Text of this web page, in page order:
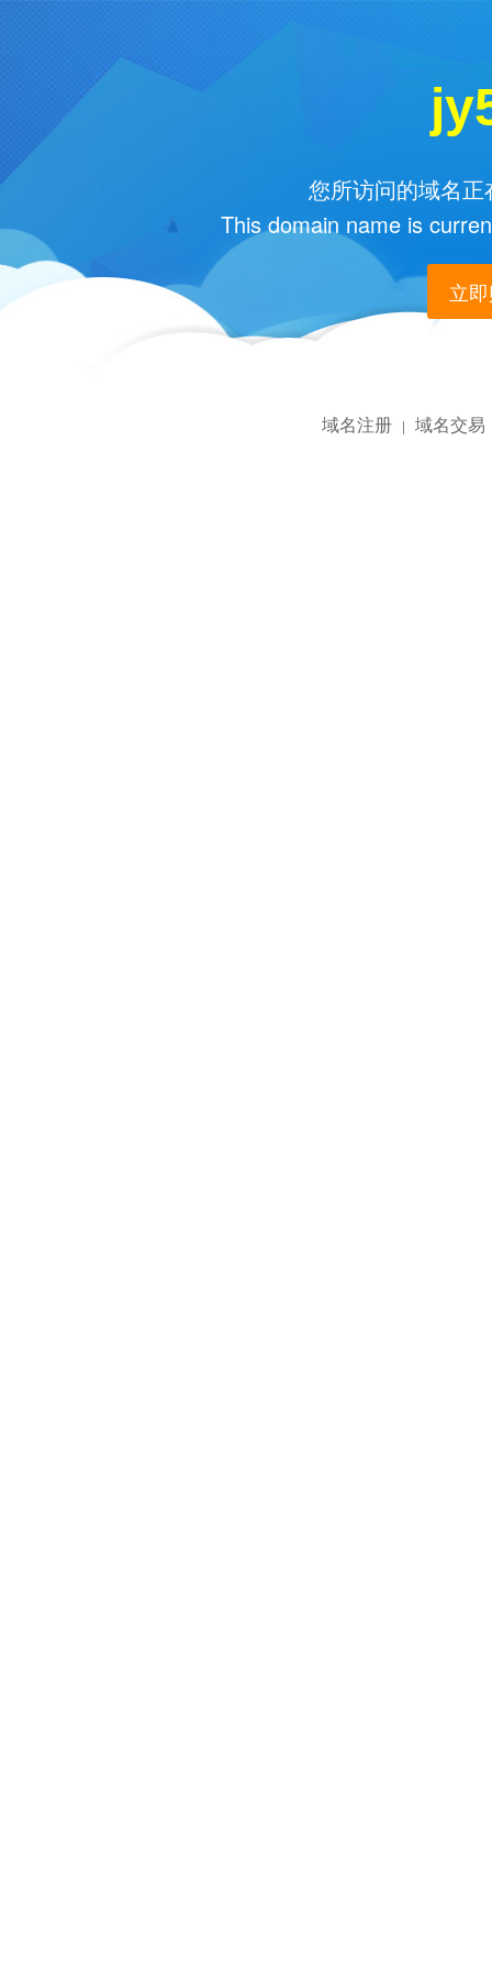
您所访问的域名
This domain name is
立
域名注册 | 域名交易